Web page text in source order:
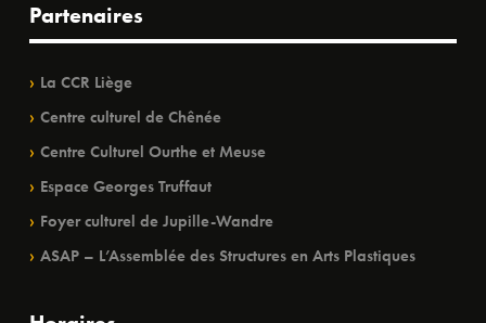
Partenaires
La CCR Liège
Centre culturel de Chênée
Centre Culturel Ourthe et Meuse
Espace Georges Truffaut
Foyer culturel de Jupille-Wandre
ASAP – L’Assemblée des Structures en Arts Plastiques